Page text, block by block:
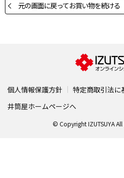
元の画面に戻ってお買い物を続ける
個人情報保護方針
特定商取引法に
井筒屋ホームページへ
© Copyright IZUTSUYA All